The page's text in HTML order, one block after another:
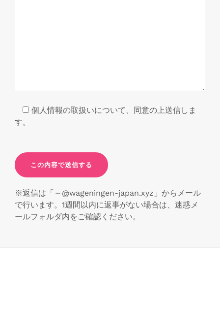
個人情報の取扱いについて、同意の上送信しま
す。
※返信は「～@wageningen-japan.xyz」からメール
で行います。1週間以内に返事がない場合は、迷惑メ
ールフォルダ内をご確認ください。